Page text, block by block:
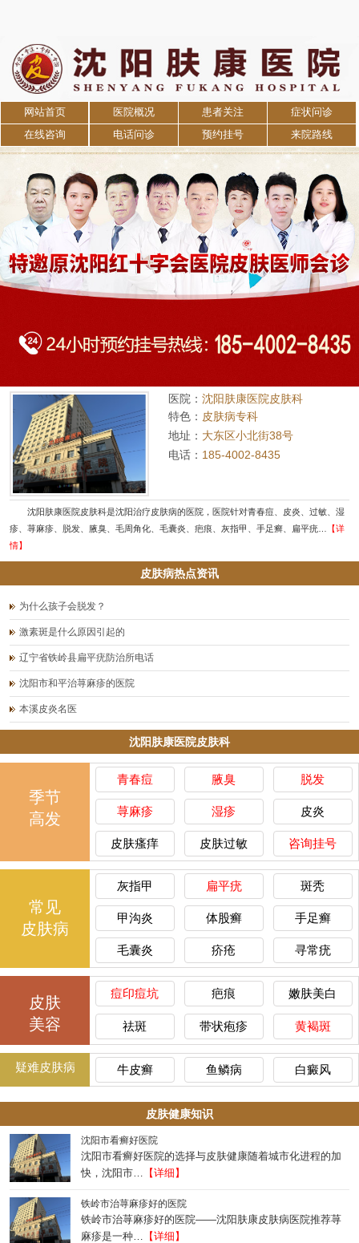
网站首页 医院概况 患者关注 症状问诊
在线咨询 电话问诊 预约挂号 来院路线
医院： 沈阳肤康医院皮肤科
特色： 皮肤病专科
地址： 大东区小北街38号
电话： 185-4002-8435
沈阳肤康医院皮肤科是沈阳治疗皮肤病的医院，医院针对青春痘、皮炎、过敏、湿
疹、荨麻疹、脱发、腋臭、毛周角化、毛囊炎、疤痕、灰指甲、手足癣、扁平疣…
【详
情】
皮肤病热点资讯
为什么孩子会脱发？
激素斑是什么原因引起的
辽宁省铁岭县扁平疣防治所电话
沈阳市和平治荨麻疹的医院
本溪皮炎名医
沈阳肤康医院皮肤科
季节
高发
青春痘 腋臭 脱发
荨麻疹 湿疹 皮炎
皮肤瘙痒 皮肤过敏 咨询挂号
常见
皮肤病
灰指甲 扁平疣 斑秃
甲沟炎 体股癣 手足癣
毛囊炎 疥疮 寻常疣
皮肤
美容
痘印痘坑 疤痕 嫩肤美白
祛斑 带状疱疹 黄褐斑
疑难皮肤病 牛皮癣 鱼鳞病 白癜风
皮肤健康知识
沈阳市看癣好医院
沈阳市看癣好医院的选择与皮肤健康随着城市化进程的加
快，沈阳市… 【详细】
铁岭市治荨麻疹好的医院
铁岭市治荨麻疹好的医院——沈阳肤康皮肤病医院推荐荨
麻疹是一种…
【详细】